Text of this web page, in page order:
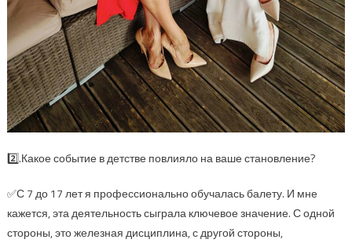
2️⃣.Какое событие в детстве повлияло на ваше становление?
✅С 7 до 17 лет я профессионально обучалась балету. И мне
кажется, эта деятельность сыграла ключевое значение. С одной
стороны, это железная дисциплина, с другой стороны,